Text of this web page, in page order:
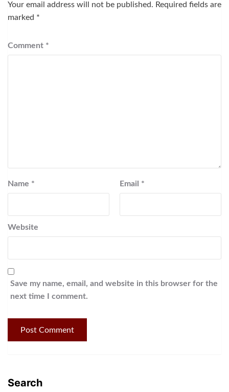
Your email address will not be published. Required fields are
marked *
Comment *
Name * Email *
Website
Save my name, email, and website in this browser for the
next time I comment.
Search